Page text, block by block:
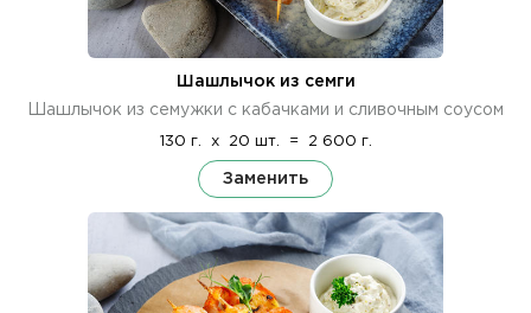
Шашлычок из семги
Шашлычок из семужки с кабачками и сливочным соусом
130 г. x 20 шт. = 2 600 г.
Заменить